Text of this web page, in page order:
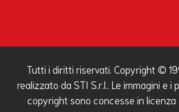
Tutti i diritti riservati. Copyright ©
realizzato da STI S.r.l.. Le immagini e i
copyright sono concesse in licenza